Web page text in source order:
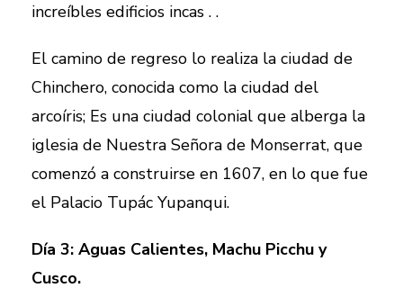
increíbles edificios incas . .
El camino de regreso lo realiza la ciudad de
Chinchero, conocida como la ciudad del
arcoíris; Es una ciudad colonial que alberga la
iglesia de Nuestra Señora de Monserrat, que
comenzó a construirse en 1607, en lo que fue
el Palacio Tupác Yupanqui.
Día 3: Aguas Calientes, Machu Picchu y
Cusco.